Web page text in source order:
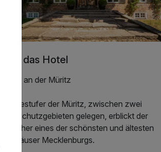
Über das Hotel
Urlaub an der Müritz
Am Westufer der Müritz, zwischen zwei
Naturschutzgebieten gelegen, erblickt der
Besucher eines der schönsten und ältesten
Gutshäuser Mecklenburgs.